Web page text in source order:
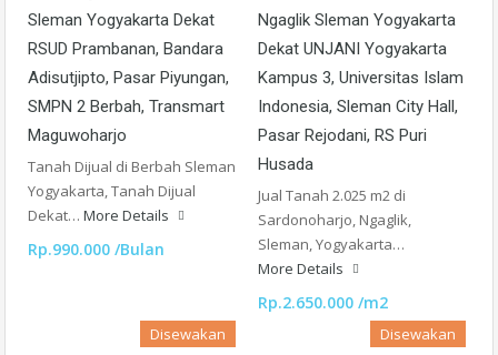
Sleman Yogyakarta Dekat
RSUD Prambanan, Bandara
Adisutjipto, Pasar Piyungan,
SMPN 2 Berbah, Transmart
Maguwoharjo
Tanah Dijual di Berbah Sleman
Yogyakarta, Tanah Dijual
Dekat… More Details
Rp.990.000 /Bulan
Ngaglik Sleman Yogyakarta
Dekat UNJANI Yogyakarta
Kampus 3, Universitas Islam
Indonesia, Sleman City Hall,
Pasar Rejodani, RS Puri
Husada
Jual Tanah 2.025 m2 di
Sardonoharjo, Ngaglik,
Sleman, Yogyakarta…
More Details
Rp.2.650.000 /m2
Disewakan Disewakan